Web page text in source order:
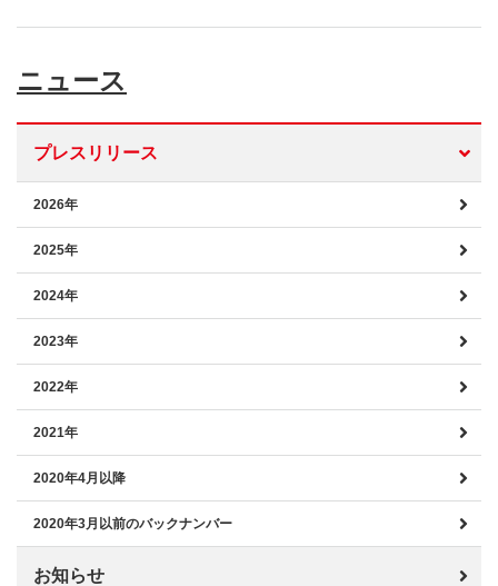
ニュース
プレスリリース
2026年
2025年
2024年
2023年
2022年
2021年
2020年4月以降
2020年3月以前のバックナンバー
お知らせ